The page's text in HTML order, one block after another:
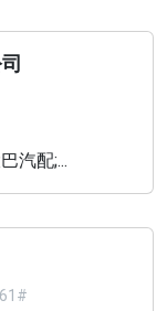
汽配;...